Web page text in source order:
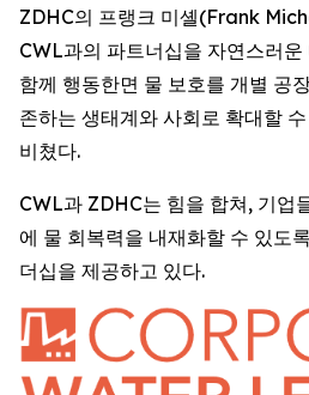
ZDHC의 프랭크 미셸(Frank
CWL과의 파트너십을 자연스러
함께 행동한면 물 보호를 개별 공
존하는 생태계와 사회로 확대할
비쳤다.
CWL과 ZDHC는 힘을 합쳐, 기업
에 물 회복력을 내재화할 수 있도
더십을 제공하고 있다.